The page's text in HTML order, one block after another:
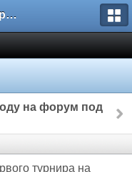
Форумы на Sportbox.ru
на форум под
турнира на